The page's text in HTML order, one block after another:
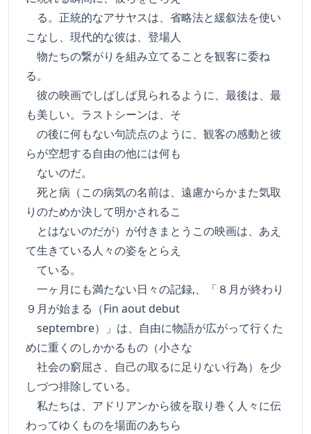
る。正統的なアサヤスは、省略法と緩叙法を使い
こなし、現代的な彼は、登場人
物たちの繋がりを組み立てることを観客に委ね
る。
彼の映画でしばしば見られるように、最後は、最
も美しい。ラストシーンは、そ
の後に何もない句読点のように、観客の感動と彼
らが空想する自由の他には何も
ないのだ。
死と病（この病気の名前は、遠慮からかまた気取
りのためか決して明かされるこ
とはないのだが）が付きまとうこの映画は、あえ
て生きている人々の姿をとらえ
ている。
一ヶ月にも満たない日々の記録,、「８月が終わり
９月が始まる（Fin aout debut
septembre）」は、自由に物語が広がって行くた
めに重くのしかかるもの（小さな
社会の窮屈さ、自己の取るに足りない行為）を少
しづつ排除している。
私たちは、アドリアンから彼を取り巻く人々に伝
わってゆくものを場面のあちら